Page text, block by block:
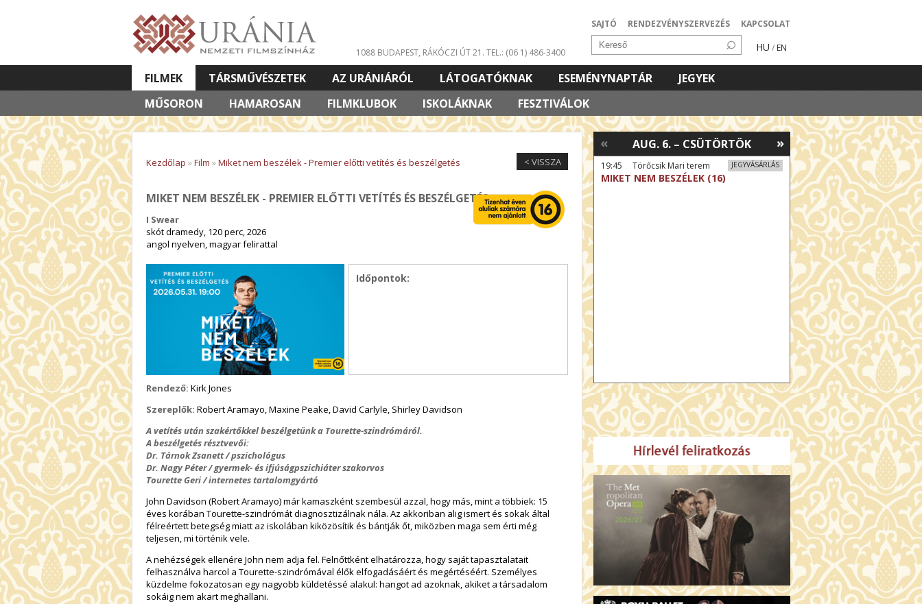
SAJTÓ RENDEZVÉNYSZERVEZÉS KAPCSOLAT
HU / EN
1088 BUDAPEST, RÁKÓCZI ÚT 21. TEL.: (06 1) 486-3400
FILMEK
MŰSORON
HAMAROSAN FILMKLUBOK ISKOLÁKNAK FESZTIVÁLOK
TÁRSMŰVÉSZETEK AZ URÁNIÁRÓL LÁTOGATÓKNAK ESEMÉNYNAPTÁR
JEGYEK
VETÍTETT KÉPES ELŐADÁSOK
< VISSZA
Kezdőlap »Film »Miket nem beszélek - Premier előtti vetítés és beszélgetés
MIKET NEM BESZÉLEK - PREMIER ELŐTTI VETÍTÉS ÉS BESZÉLGETÉS
I Swear
skót dramedy, 120 perc, 2026
angol nyelven, magyar felirattal
Időpontok:
Rendező: Kirk Jones
Szereplők: Robert Aramayo, Maxine Peake, David Carlyle, Shirley Davidson
A vetítés után szakértőkkel beszélgetünk a Tourette-szindrómáról.
A beszélgetés résztvevői:
Dr. Tárnok Zsanett / pszichológus
Dr. Nagy Péter / gyermek- és ifjúságpszichiáter szakorvos
Tourette Geri / internetes tartalomgyártó
John Davidson (Robert Aramayo) már kamaszként szembesül azzal, hogy más, mint a többiek: 15
éves korában Tourette-szindrómát diagnosztizálnak nála. Az akkoriban alig ismert és sokak által
félreértett betegség miatt az iskolában kiközösítik és bántják őt, miközben maga sem érti még
teljesen, mi történik vele.
A nehézségek ellenére John nem adja fel. Felnőttként elhatározza, hogy saját tapasztalatait
felhasználva harcol a Tourette-szindrómával élők elfogadásáért és megértéséért. Személyes
küzdelme fokozatosan egy nagyobb küldetéssé alakul: hangot ad azoknak, akiket a társadalom
sokáig nem akart meghallani.
»
AUG. 6. – CSÜTÖRTÖK
«
JEGYVÁSÁRLÁS
19:45 Törőcsik Mari terem
MIKET NEM BESZÉLEK (16)